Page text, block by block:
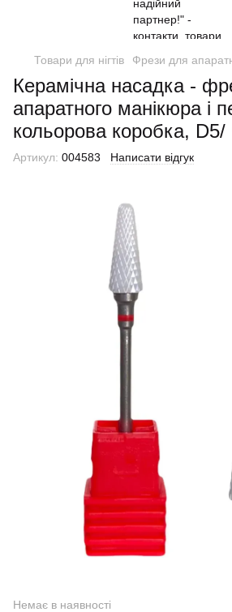
Товари для нігтів Фрези для
Керамічна насадка -
апаратного манікюра і
кольорова коробка, D5/
Артикул: 004583 Написати відгук
Немає в наявності